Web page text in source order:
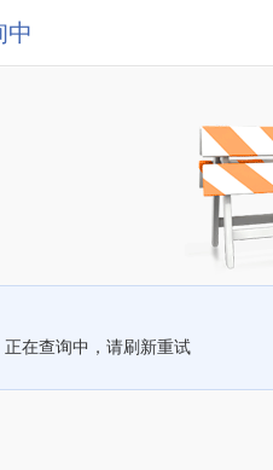
中
正在查询中，请刷新重试